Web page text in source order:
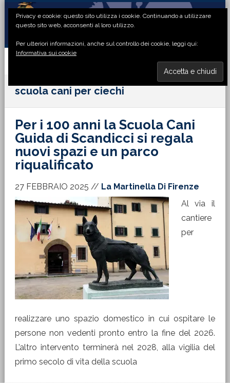
Passa
primaria
Passa
principale
Passa
laterale
Passa
di
scuola cani per ciechi
Per i 100 anni la Scuola Cani
Guida di Scandicci si regala
nuovi spazi e un parco
riqualificato
27 FEBBRAIO 2025 // La Martinella Di Firenze
Al via il
cantiere
per
realizzare uno spazio domestico in cui ospitare le
persone non vedenti pronto entro la fine del 2026.
L’altro intervento terminerà nel 2028, alla vigilia del
primo secolo di vita della scuola
Privacy e cookie: questo sito utilizza i cookie. Continuando a utilizzare
questo sito web, acconsenti al loro utilizzo.
Per ulteriori informazioni, anche sul controllo dei cookie, leggi qui:
Informativa sui cookie